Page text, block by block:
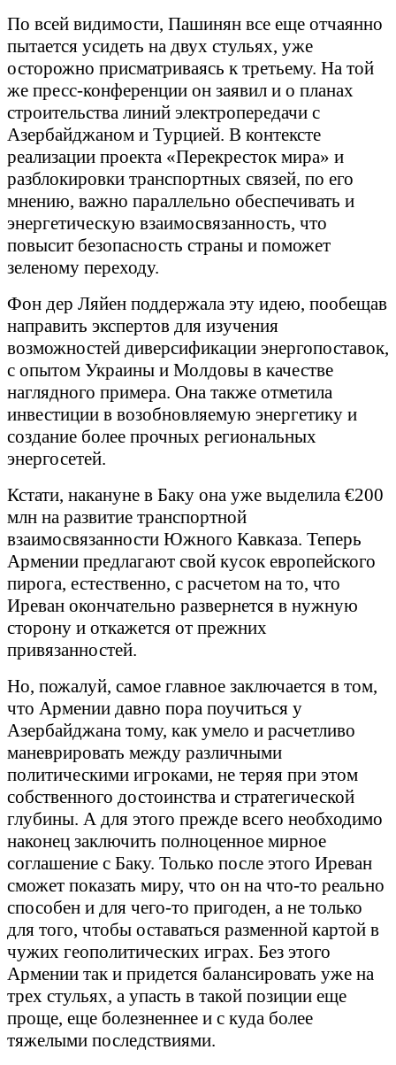
По всей видимости, Пашинян все еще отчаянно
пытается усидеть на двух стульях, уже
осторожно присматриваясь к третьему. На той
же пресс-конференции он заявил и о планах
строительства линий электропередачи с
Азербайджаном и Турцией. В контексте
реализации проекта «Перекресток мира» и
разблокировки транспортных связей, по его
мнению, важно параллельно обеспечивать и
энергетическую взаимосвязанность, что
повысит безопасность страны и поможет
зеленому переходу.
Фон дер Ляйен поддержала эту идею, пообещав
направить экспертов для изучения
возможностей диверсификации энергопоставок,
с опытом Украины и Молдовы в качестве
наглядного примера. Она также отметила
инвестиции в возобновляемую энергетику и
создание более прочных региональных
энергосетей.
Кстати, накануне в Баку она уже выделила €200
млн на развитие транспортной
взаимосвязанности Южного Кавказа. Теперь
Армении предлагают свой кусок европейского
пирога, естественно, с расчетом на то, что
Иреван окончательно развернется в нужную
сторону и откажется от прежних
привязанностей.
Но, пожалуй, самое главное заключается в том,
что Армении давно пора поучиться у
Азербайджана тому, как умело и расчетливо
маневрировать между различными
политическими игроками, не теряя при этом
собственного достоинства и стратегической
глубины. А для этого прежде всего необходимо
наконец заключить полноценное мирное
соглашение с Баку. Только после этого Иреван
сможет показать миру, что он на что-то реально
способен и для чего-то пригоден, а не только
для того, чтобы оставаться разменной картой в
чужих геополитических играх. Без этого
Армении так и придется балансировать уже на
трех стульях, а упасть в такой позиции еще
проще, еще болезненнее и с куда более
тяжелыми последствиями.